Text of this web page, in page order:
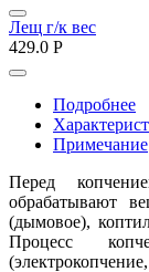
Лещ г/к вес
429.0 P
Подробнее
Примечание
Перед
обрабатывают
(дымовое),
Процесс